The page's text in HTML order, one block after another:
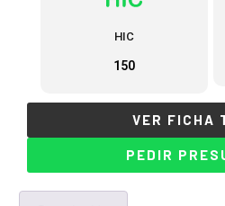
HIC
150
VER FICHA
PEDIR